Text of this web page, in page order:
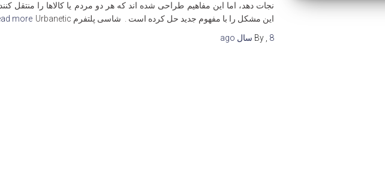
نجات دهد، اما این مفاهیم طراحی شده اند که هر دو مردم یا کالاها را منتقل
این مشکل را با مفهوم جدید حل کرده است . شاسی پلتفرم Urbanetic
more…
By
8 سال